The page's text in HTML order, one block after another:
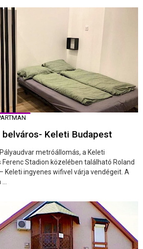
belváros- Keleti Budapest
metróállomás, a Keleti
Ferenc Stadion közelében található Roland
ingyenes wifivel várja vendégeit. A